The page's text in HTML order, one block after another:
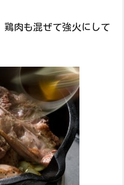
肉も混ぜて強火にして